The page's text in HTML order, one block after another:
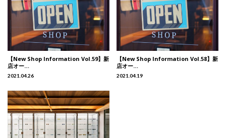
【New Shop Information Vol.59】新
店オー…
2021.04.26
【New Shop Information Vol.58】新
店オー…
2021.04.19